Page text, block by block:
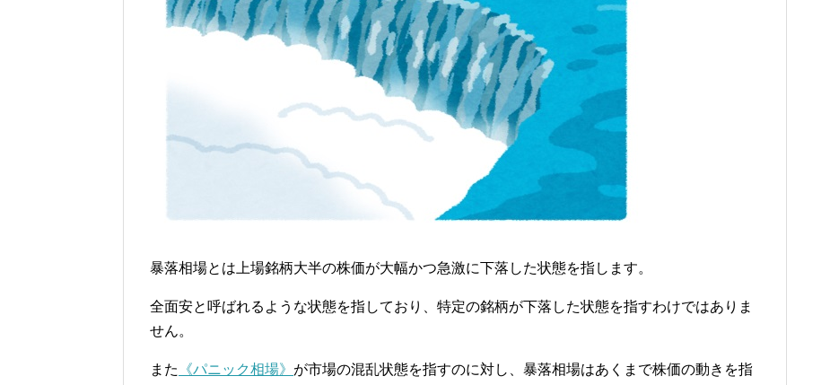
暴落相場とは上場銘柄大半の株価が大幅かつ急激に下落した状態を指します。
全面安と呼ばれるような状態を指しており、特定の銘柄が下落した状態を指すわけではありま
せん。
また 《パニック相場》 が市場の混乱状態を指すのに対し、暴落相場はあくまで株価の動きを指